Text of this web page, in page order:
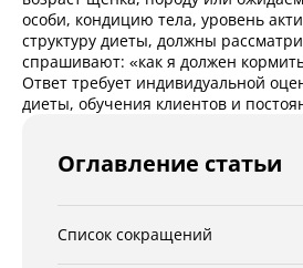
особи, кондицию тела, уровень
структуру диеты, должны
спрашивают: «как я должен
Ответ требует индивидуальной
диеты, обучения клиентов и
Оглавление статьи
Список сокращений